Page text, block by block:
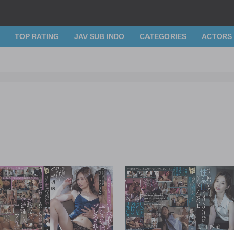
TOP RATING JAV SUB INDO CATEGORIES ACTORS